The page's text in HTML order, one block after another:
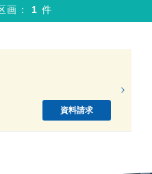
画： 1件
資料請求